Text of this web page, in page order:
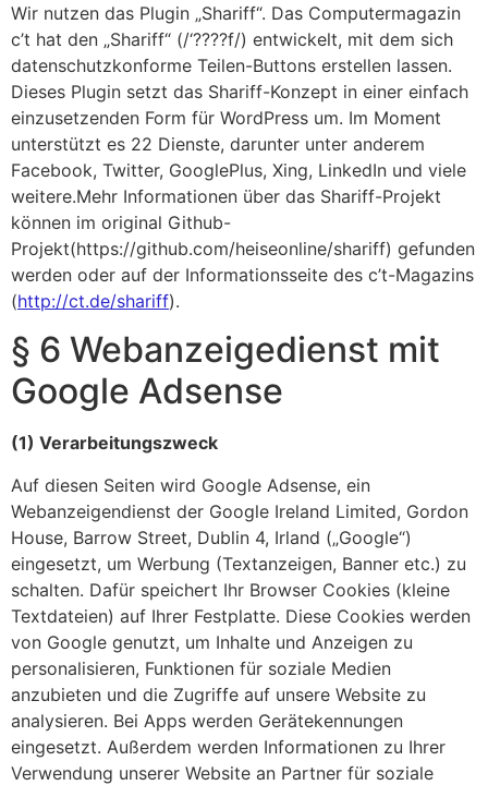
Wir nutzen das Plugin „Shariff“. Das Computermagazin
c’t hat den „Shariff“ (/‘????f/) entwickelt, mit dem sich
datenschutzkonforme Teilen-Buttons erstellen lassen.
Dieses Plugin setzt das Shariff-Konzept in einer einfach
einzusetzenden Form für WordPress um. Im Moment
unterstützt es 22 Dienste, darunter unter anderem
Facebook, Twitter, GooglePlus, Xing, LinkedIn und viele
weitere.Mehr Informationen über das Shariff-Projekt
können im original Github-
Projekt(https://github.com/heiseonline/shariff) gefunden
werden oder auf der Informationsseite des c’t-Magazins
(http://ct.de/shariff).
§ 6 Webanzeigedienst mit
Google Adsense
(1) Verarbeitungszweck
Auf diesen Seiten wird Google Adsense, ein
Webanzeigendienst der Google Ireland Limited, Gordon
House, Barrow Street, Dublin 4, Irland („Google“)
eingesetzt, um Werbung (Textanzeigen, Banner etc.) zu
schalten. Dafür speichert Ihr Browser Cookies (kleine
Textdateien) auf Ihrer Festplatte. Diese Cookies werden
von Google genutzt, um Inhalte und Anzeigen zu
personalisieren, Funktionen für soziale Medien
anzubieten und die Zugriffe auf unsere Website zu
analysieren. Bei Apps werden Gerätekennungen
eingesetzt. Außerdem werden Informationen zu Ihrer
Verwendung unserer Website an Partner für soziale